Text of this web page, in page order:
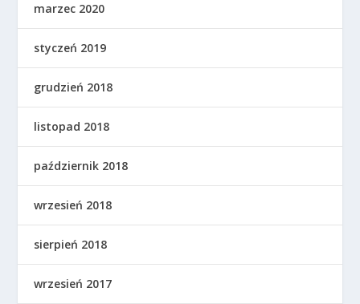
marzec 2020
styczeń 2019
grudzień 2018
listopad 2018
październik 2018
wrzesień 2018
sierpień 2018
wrzesień 2017